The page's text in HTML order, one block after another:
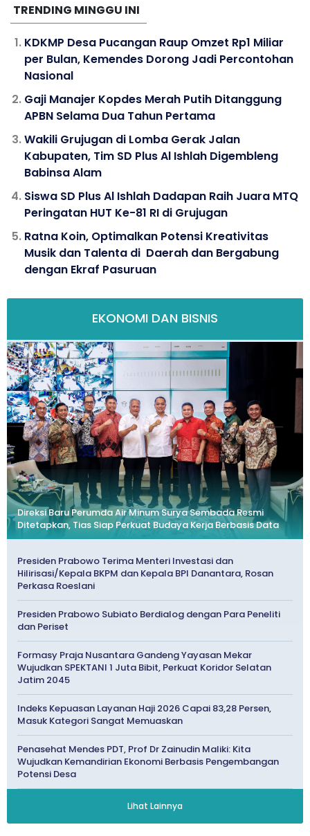
TRENDING MINGGU INI
KDKMP Desa Pucangan Raup Omzet Rp1 Miliar
per Bulan, Kemendes Dorong Jadi Percontohan
Nasional
Gaji Manajer Kopdes Merah Putih Ditanggung
APBN Selama Dua Tahun Pertama
Wakili Grujugan di Lomba Gerak Jalan
Kabupaten, Tim SD Plus Al Ishlah Digembleng
Babinsa Alam
Siswa SD Plus Al Ishlah Dadapan Raih Juara MTQ
Peringatan HUT Ke-81 RI di Grujugan
Ratna Koin, Optimalkan Potensi Kreativitas
Musik dan Talenta di Daerah dan Bergabung
dengan Ekraf Pasuruan
EKONOMI DAN BISNIS
Direksi Baru Perumda Air Minum Surya Sembada Resmi
Ditetapkan, Tias Siap Perkuat Budaya Kerja Berbasis Data
Presiden Prabowo Terima Menteri Investasi dan
Hilirisasi/Kepala BKPM dan Kepala BPI Danantara, Rosan
Perkasa Roeslani
Presiden Prabowo Subiato Berdialog dengan Para Peneliti
dan Periset
Formasy Praja Nusantara Gandeng Yayasan Mekar
Wujudkan SPEKTANI 1 Juta Bibit, Perkuat Koridor Selatan
Jatim 2045
Indeks Kepuasan Layanan Haji 2026 Capai 83,28 Persen,
Masuk Kategori Sangat Memuaskan
Penasehat Mendes PDT, Prof Dr Zainudin Maliki: Kita
Wujudkan Kemandirian Ekonomi Berbasis Pengembangan
Potensi Desa
Lihat Lainnya